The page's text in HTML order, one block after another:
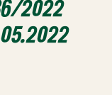
2022